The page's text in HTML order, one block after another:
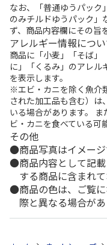
なお、「普通ゆうパック
のみチルドゆうパック」
ず、商品内容欄にその旨
アレルギー情報につ
商品に「小麦」「そば」
に」「くるみ」のアレル
を表示します。
※エビ・カニを除く魚介
された加工品も含む）は
いる場合があります。
ビ・カニを食べている可
その他
商品写真はイメージ
商品内容として記
する商品に含まれて
商品の色は、ご覧
際と異なる場合があ